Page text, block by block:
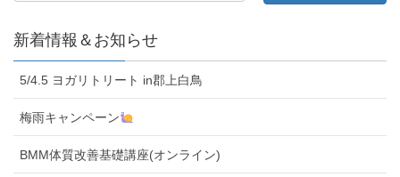
新着情報＆お知らせ
5/4.5 ヨガリトリート in郡上白鳥
梅雨キャンペーン
BMM体質改善基礎講座(オンライン)